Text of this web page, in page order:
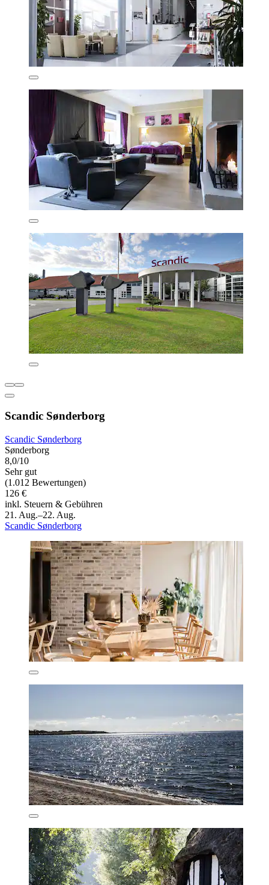
Scandic Sønderborg
Scandic Sønderborg
Sønderborg
8,0/10
Sehr gut
(1.012 Bewertungen)
126 €
inkl. Steuern & Gebühren
21. Aug.–22. Aug.
Scandic Sønderborg